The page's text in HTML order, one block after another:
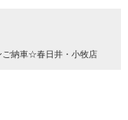
納車☆春日井・小牧店